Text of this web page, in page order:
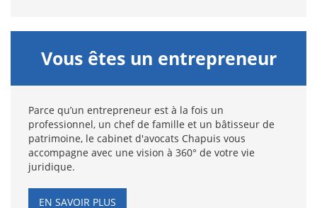
Vous êtes un entrepreneur
Parce qu’un entrepreneur est à la fois un
professionnel, un chef de famille et un bâtisseur de
patrimoine, le cabinet d'avocats Chapuis vous
accompagne avec une vision à 360° de votre vie
juridique.
EN SAVOIR PLUS